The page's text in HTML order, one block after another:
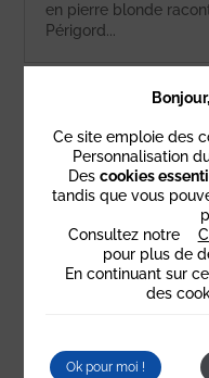
en pierre blonde
Périgord...
Ce site emploie des
Personnalisation
Des cookies
tandis que vous
Consultez notre
pour plus de
En continuant sur
des
Ok pour moi !